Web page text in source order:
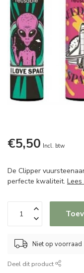
€5,50 Incl. btw
De Clipper
perfecte kwaliteit. Lees
Niet op voorraad
Deel dit product